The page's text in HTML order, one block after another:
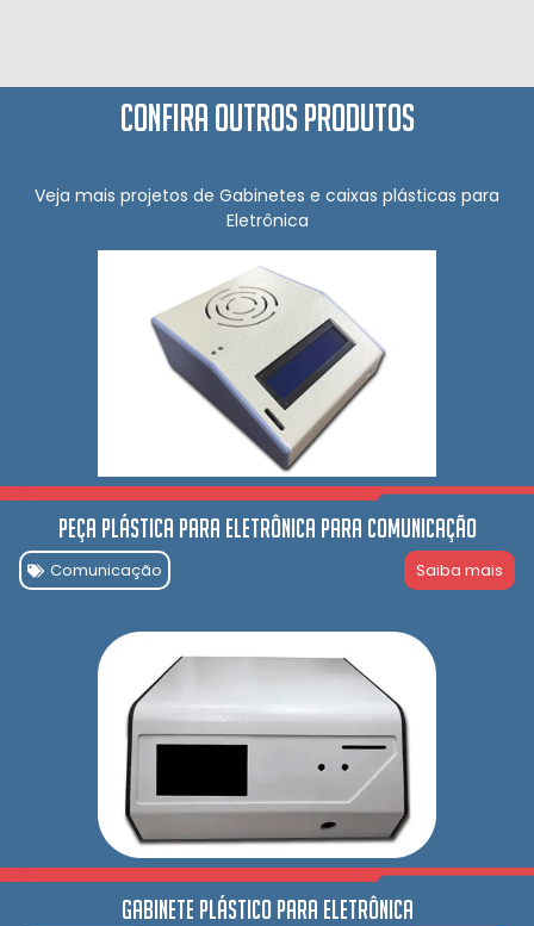
Confira outros produtos
Veja mais projetos de Gabinetes e caixas plásticas para
Eletrônica
Peça Plástica para Eletrônica para comunicação
Comunicação Saiba mais
Gabinete Plástico para Eletrônica